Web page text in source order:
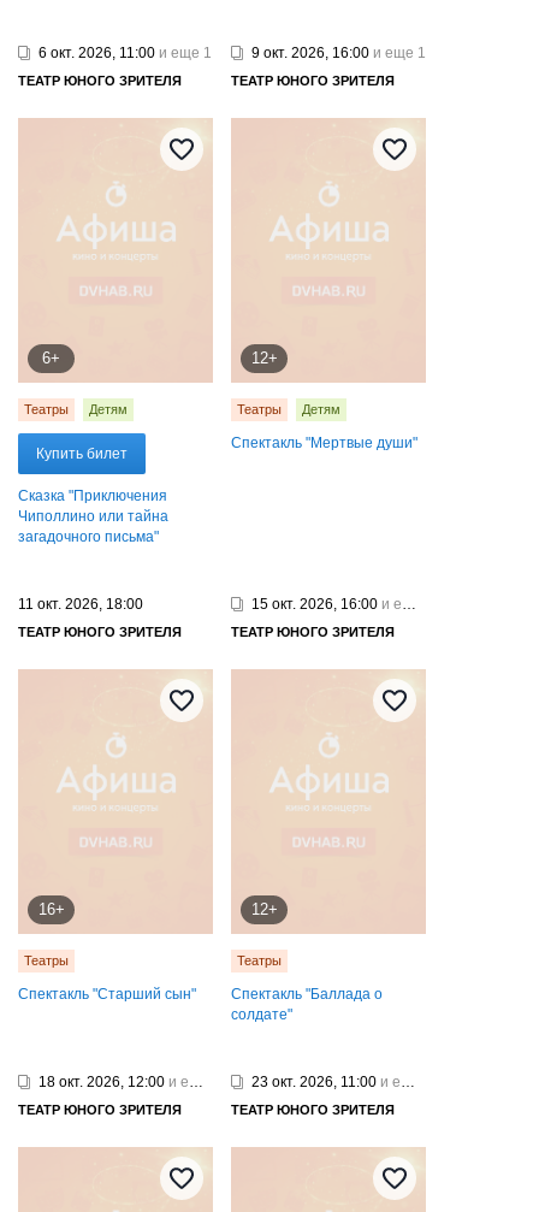
6 окт. 2026, 11:00 и еще 1
ТЕАТР ЮНОГО ЗРИТЕЛЯ
6+
Театры Детям
Купить билет
Сказка "Приключения
Чиполлино или тайна
загадочного письма"
9 окт. 2026, 16:00 и еще 1
ТЕАТР ЮНОГО ЗРИТЕЛЯ
12+
Театры Детям
Спектакль "Мертвые души"
11 окт. 2026, 18:00
ТЕАТР ЮНОГО ЗРИТЕЛЯ
16+
Театры
Спектакль "Старший сын"
15 окт. 2026, 16:00 и еще 1
ТЕАТР ЮНОГО ЗРИТЕЛЯ
12+
Театры
Спектакль "Баллада о
солдате"
18 окт. 2026, 12:00 и еще 2
ТЕАТР ЮНОГО ЗРИТЕЛЯ
23 окт. 2026, 11:00 и еще 2
ТЕАТР ЮНОГО ЗРИТЕЛЯ